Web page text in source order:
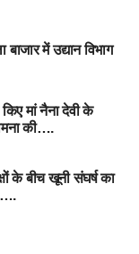
में उद्यान विभाग
मां नैना देवी के
की….
के बीच खूनी संघर्ष का